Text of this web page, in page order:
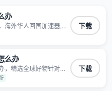
办
海外华人回国加速器,为
怎么看剧?海外怎么玩
定国内节点,专业、流畅
下载
么办
，精选全球好物针对海
造的一款高质量专属
键加速畅享国内网络:追
下载